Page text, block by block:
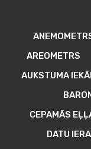
AREOMETRS
AUKSTUMA
CEPAMĀS
DATU